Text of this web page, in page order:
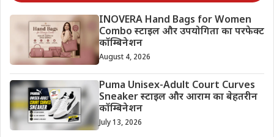
INOVERA Hand Bags for Women
Combo स्टाइल और उपयोगिता का परफेक्ट
कॉम्बिनेशन
August 4, 2026
Puma Unisex-Adult Court Curves
Sneaker स्टाइल और आराम का बेहतरीन
कॉम्बिनेशन
July 13, 2026